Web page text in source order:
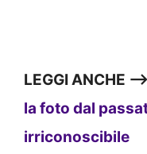
LEGGI ANCHE —>
la foto dal
irriconoscibile